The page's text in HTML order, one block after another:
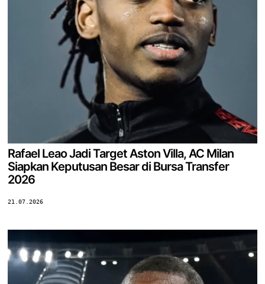
Rafael Leao Jadi Target Aston Villa, AC Milan
Siapkan Keputusan Besar di Bursa Transfer
2026
21.07.2026